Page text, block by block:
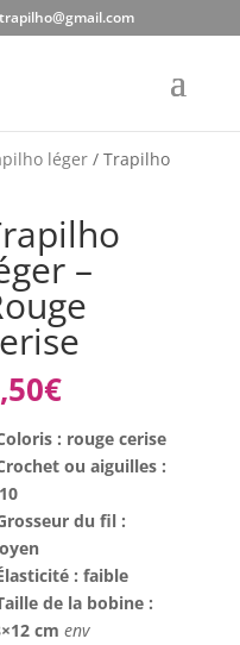
léger/ Trapilho
–
€
: rouge cerise
ou aiguilles :
du fil :
: faible
de la bobine :
cmenv